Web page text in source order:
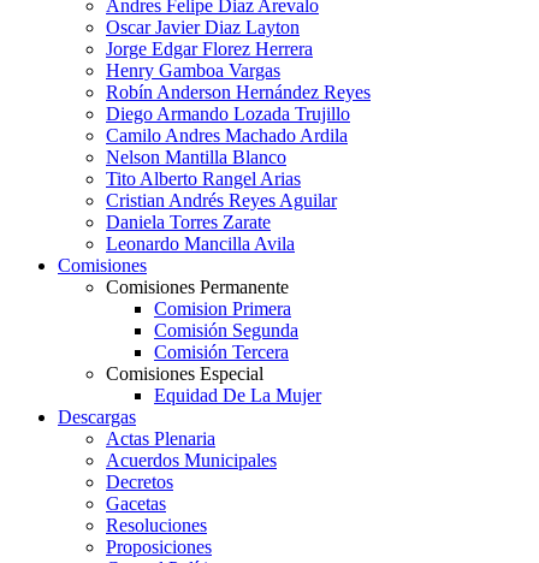
Andres Felipe Diaz Arevalo
Oscar Javier Diaz Layton
Jorge Edgar Florez Herrera
Henry Gamboa Vargas
Robín Anderson Hernández Reyes
Diego Armando Lozada Trujillo
Camilo Andres Machado Ardila
Nelson Mantilla Blanco
Tito Alberto Rangel Arias
Cristian Andrés Reyes Aguilar
Daniela Torres Zarate
Leonardo Mancilla Avila
Comisiones
Comisiones Permanente
Comision Primera
Comisión Segunda
Comisión Tercera
Comisiones Especial
Equidad De La Mujer
Descargas
Actas Plenaria
Acuerdos Municipales
Decretos
Gacetas
Resoluciones
Proposiciones